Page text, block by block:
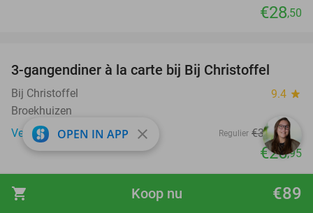
shopping_cart €89
Koop nu
€28,50
3-gangendiner à la carte bij Bij Christoffel
Bij Christoffel 9.4 star
Broekhuizen
Verkocht: 382
Regulier €39,75
€26,95
favorite_border
OPEN IN APP close